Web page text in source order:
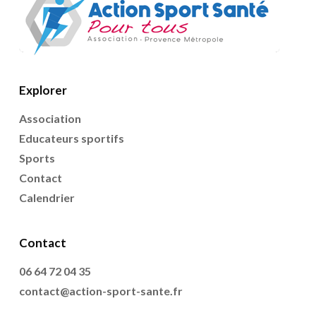
Explorer
Association
Educateurs sportifs
Sports
Contact
Calendrier
Contact
06 64 72 04 35
contact@action-sport-sante.fr